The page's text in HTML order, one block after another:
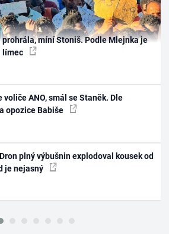
prohrála, míní Stoniš. Podle Mlejnka je
límec
ANO, smál se Staněk. Dle
opozice Babiše
plný výbušnin explodoval kousek od
je nejasný